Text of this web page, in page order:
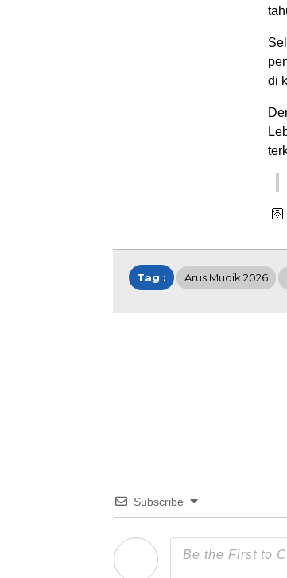
di
Tag : Arus Mudik 2026
Subscribe